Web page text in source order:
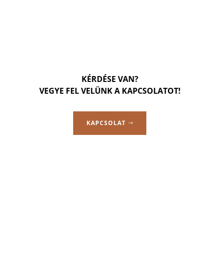
KÉRDÉSE VAN?
VEGYE FEL VELÜNK A KAPCSOLATOT!
KAPCSOLAT